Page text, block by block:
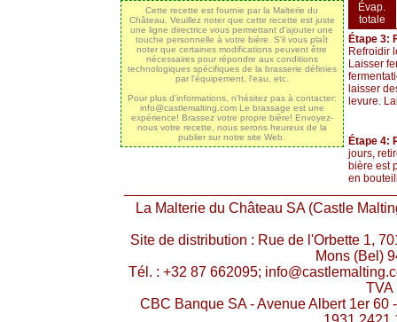
Cette recette est fournie par la Malterie du
Château. Veuillez noter que cette recette est juste
une ligne directrice vous permettant d'ajouter une
touche personnelle à votre bière. S'il vous plaît
noter que certaines modifications peuvent être
nécessaires pour répondre aux conditions
technologiques spécifiques de la brasserie définies
par l'équipement, l'eau, etc.
Pour plus d'informations, n'hésitez pas à contacter:
info@castlemalting.com Le brassage est une
expérience! Brassez votre propre bière! Envoyez-
nous votre recette, nous serons heureux de la
publier sur notre site Web.
Évap.
totale
Étape 3:
Refroidir
Laisser
laisser
levure.
Étape 4:
jours,
bière est
en
La Malterie du Château SA (Castle
Site de distribution : Rue de l'Orbette 1,
Mons (Bel)
Tél. : +32 87 662095;
TVA
CBC Banque SA - Avenue Albert 1er 60